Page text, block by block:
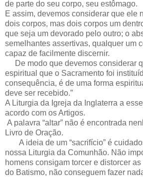
de parte do seu corpo, seu estômago.
E assim, devemos considerar que ele
dois corpos, mas dois corpos um
que seja um devorado pelo outro; o
semelhantes assertivas, qualquer um
capaz de facilmente discernir.
De modo que devemos considerar
espiritual que o Sacramento foi
consequência, é de uma forma
deve ser recebido.”
A Liturgia da Igreja da Inglaterra a
acordo com os Artigos.
A palavra “altar” não é encontrada
Livro de Oração.
A ideia de um “sacrifício” é
nossa Liturgia da Comunhão. Não
homens consigam torcer e distorcer
do Batismo, não conseguem fazer